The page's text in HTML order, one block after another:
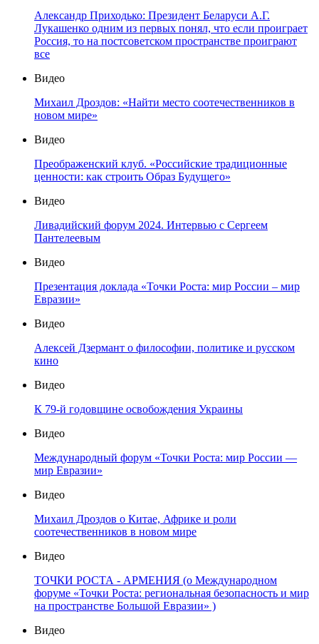
Александр Приходько: Президент Беларуси А.Г.
Лукашенко одним из первых понял, что если проиграет
Россия, то на постсоветском пространстве проиграют
все
Видео
Михаил Дроздов: «Найти место соотечественников в
новом мире»
Видео
Преображенский клуб. «Российские традиционные
ценности: как строить Образ Будущего»
Видео
Ливадийский форум 2024. Интервью с Сергеем
Пантелеевым
Видео
Презентация доклада «Точки Роста: мир России – мир
Евразии»
Видео
Алексей Дзермант о философии, политике и русском
кино
Видео
К 79-й годовщине освобождения Украины
Видео
Международный форум «Точки Роста: мир России —
мир Евразии»
Видео
Михаил Дроздов о Китае, Африке и роли
соотечественников в новом мире
Видео
ТОЧКИ РОСТА - АРМЕНИЯ (о Международном
форуме «Точки Роста: региональная безопасность и мир
на пространстве Большой Евразии» )
Видео